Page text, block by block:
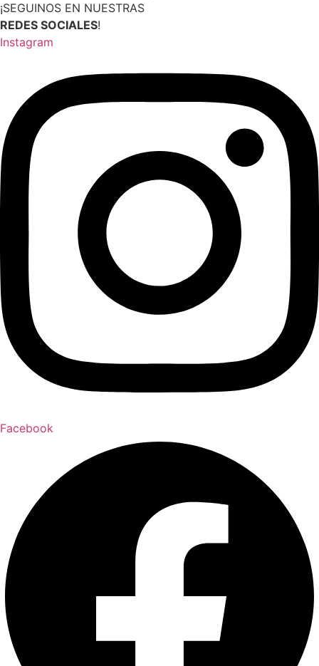
¡SEGUINOS EN NUESTRAS
REDES SOCIALES!
Instagram
Facebook